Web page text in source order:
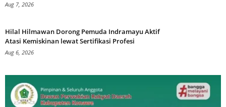
Aug 7, 2026
Hilal Hilmawan Dorong Pemuda Indramayu Aktif
Atasi Kemiskinan lewat Sertifikasi Profesi
Aug 6, 2026